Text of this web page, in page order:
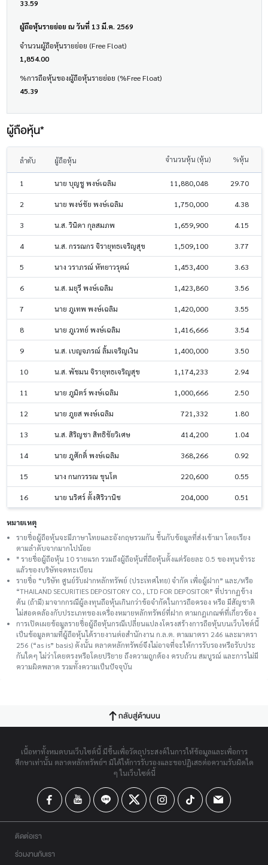
33.59
ผู้ถือหุ้นรายย่อย ณ วันที่ 13 มี.ค. 2569
จำนวนผู้ถือหุ้นรายย่อย (Free Float)
1,854.00
%การถือหุ้นของผู้ถือหุ้นรายย่อย (%Free Float)
45.39
ผู้ถือหุ้น*
ลำดับ ผู้ถือหุ้น จำนวนหุ้น (หุ้น) %หุ้น
1 นาย บุญชู พงษ์เฉลิม 11,880,048 29.70
2 นาย พงษ์ชัย พงษ์เฉลิม 1,750,000 4.38
3 น.ส. วินิดา กุลสมภพ 1,659,900 4.15
4 น.ส. กรรณกร จิรายุทธเจริญสุข 1,509,100 3.77
5 นาง วราภรณ์ หัทยาวรุตม์ 1,453,400 3.63
6 น.ส. มยุรี พงษ์เฉลิม 1,423,860 3.56
7 นาย ภูเทพ พงษ์เฉลิม 1,420,000 3.55
8 นาย ภูเวทย์ พงษ์เฉลิม 1,416,666 3.54
9 น.ส. เบญจภรณ์ ลิ้มเจริญเงิน 1,400,000 3.50
10 น.ส. พัชมน จิรายุทธเจริญสุข 1,174,233 2.94
11 นาย ภูมิตร์ พงษ์เฉลิม 1,000,666 2.50
12 นาย ภูยส พงษ์เฉลิม 721,332 1.80
13 น.ส. สิริญชา สิทธิชัยวิเศษ 414,200 1.04
14 นาย ภูศักดิ์ พงษ์เฉลิม 368,266 0.92
15 นาง กนกวรรณ ขุนโต 220,600 0.55
16 นาย นริศร์ ตั้งศิริวานิช 204,000 0.51
หมายเหตุ
รายชื่อผู้ถือหุ้นจะมีภาษาไทยและอังกฤษรวมกัน ขึ้นกับข้อมูลที่ส่งเข้ามา โดยเรียง
ตามลำดับจากมากไปน้อย
* รายชื่อผู้ถือหุ้น 10 รายแรก รวมถึงผู้ถือหุ้นที่ถือหุ้นตั้งแต่ร้อยละ 0.5 ของทุนชําระ
แล้วของบริษัทจดทะเบียน
รายชื่อ “บริษัท ศูนย์รับฝากหลักทรัพย์ (ประเทศไทย) จำกัด เพื่อผู้ฝาก” และ/หรือ
“THAILAND SECURITIES DEPOSITORY CO., LTD FOR DEPOSITOR” ที่ปรากฏข้าง
ต้น (ถ้ามี) มาจากกรณีผู้ลงทุนถือหุ้นเกินกว่าข้อจำกัดในการถือครอง หรือ มีสัญชาติ
ไม่สอดคล้องกับประเภทของเครื่องหมายหลักทรัพย์ที่ฝาก ตามกฎเกณฑ์ที่เกี่ยวข้อง
การเปิดเผยข้อมูลรายชื่อผู้ถือหุ้นกรณีเปลี่ยนแปลงโครงสร้างการถือหุ้นบนเว็บไซต์นี้
เป็นข้อมูลตามที่ผู้ถือหุ้นได้รายงานต่อสำนักงาน ก.ล.ต. ตามมาตรา 246 และมาตรา
256 (“as is” basis) ดังนั้น ตลาดหลักทรัพย์จึงไม่อาจที่จะให้การรับรองหรือรับประ
กันใดๆ ไม่ว่าโดยตรงหรือโดยปริยาย ถึงความถูกต้อง ครบถ้วน สมบูรณ์ และการไม่มี
ความผิดพลาด รวมทั้งความเป็นปัจจุบัน
กลับสู่ด้านบน
เนื้อหาทั้งหมดบนเว็บไซต์นี้ มีขึ้นเพื่อวัตถุประสงค์ในการให้ข้อมูลและเพื่อการ
ศึกษาเท่านั้น ตลาดหลักทรัพย์ฯ มิได้ให้การรับรองและขอปฏิเสธต่อความรับผิดใด
ๆ ในเว็บไซต์นี้
ติดต่อเรา
ร่วมงานกับเรา